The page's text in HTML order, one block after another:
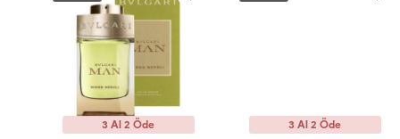
3 Al 2 Öde 3 Al 2 Öde